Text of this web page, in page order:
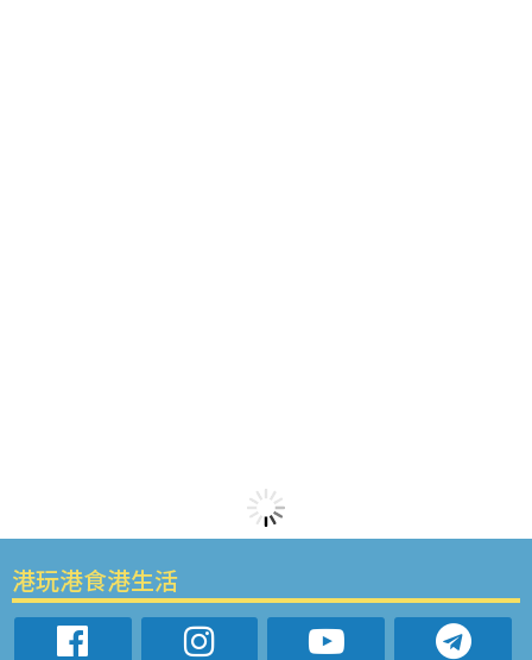
港玩港食港生活